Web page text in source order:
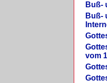
Buß-
Buß-
vom